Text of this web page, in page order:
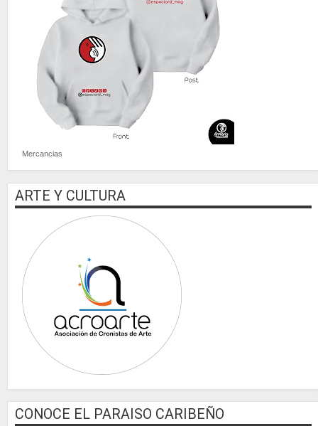
Mercancias
ARTE Y CULTURA
CONOCE EL PARAISO CARIBEÑO